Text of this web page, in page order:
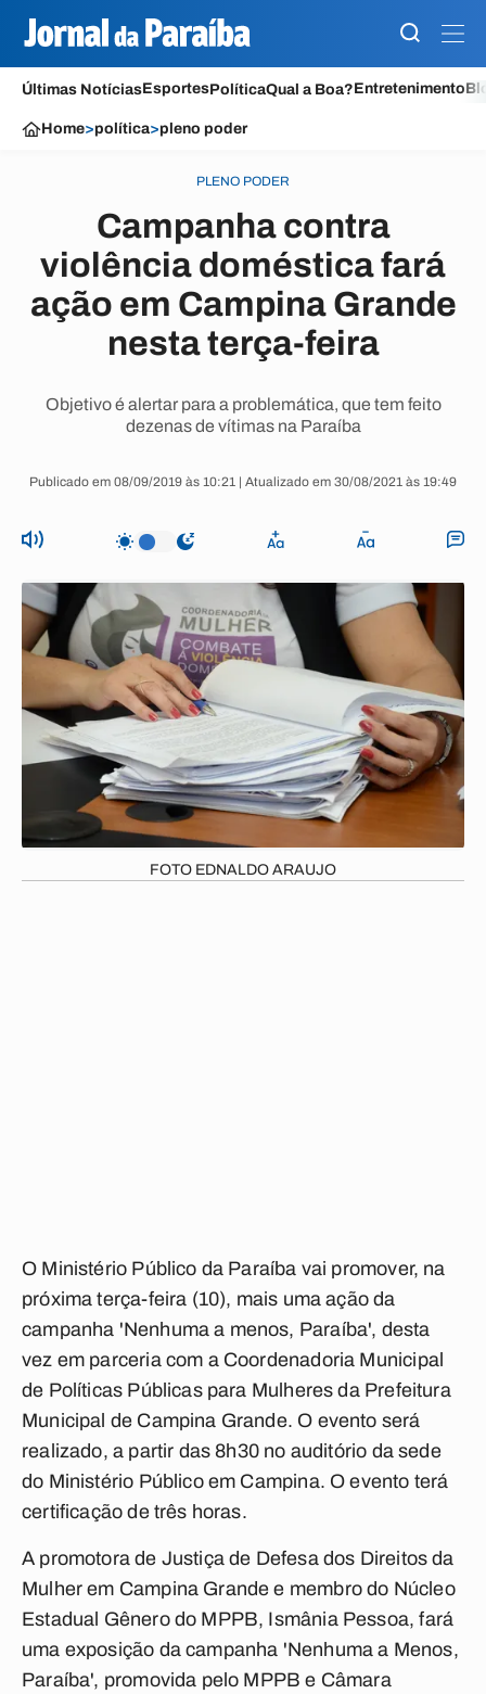
Últimas NotíciasEsportesPolíticaQual a Boa?Entretenimento
Home>política>pleno poder
PLENO PODER
Campanha contra
violência doméstica fará
ação em Campina Grande
nesta terça-feira
Objetivo é alertar para a problemática, que tem feito
dezenas de vítimas na Paraíba
Publicado em 08/09/2019 às 10:21 | Atualizado em 30/08/2021 às 19:49
FOTO EDNALDO ARAUJO
O Ministério Público da Paraíba vai promover, na
próxima terça-feira (10), mais uma ação da
campanha 'Nenhuma a menos, Paraíba', desta
vez em parceria com a Coordenadoria Municipal
de Políticas Públicas para Mulheres da Prefeitura
Municipal de Campina Grande. O evento será
realizado, a partir das 8h30 no auditório da sede
do Ministério Público em Campina. O evento terá
certificação de três horas.
A promotora de Justiça de Defesa dos Direitos da
Mulher em Campina Grande e membro do Núcleo
Estadual Gênero do MPPB, Ismânia Pessoa, fará
uma exposição da campanha 'Nenhuma a Menos,
Paraíba', promovida pelo MPPB e Câmara